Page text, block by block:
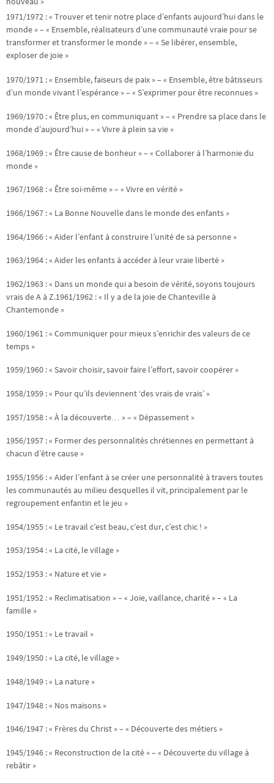
1971/1972 : « Trouver et tenir notre place d’enfants aujourd’hui dans le
monde » – « Ensemble, réalisateurs d’une communauté vraie pour se
transformer et transformer le monde » – « Se libérer, ensemble,
exploser de joie »
1970/1971 : « Ensemble, faiseurs de paix » – « Ensemble, être bâtisseurs
d’un monde vivant l’espérance » – « S’exprimer pour être reconnues »
1969/1970 : « Être plus, en communiquant » – « Prendre sa place dans le
monde d’aujourd’hui » – « Vivre à plein sa vie »
1968/1969 : « Être cause de bonheur » – « Collaborer à l’harmonie du
monde »
1967/1968 : « Être soi-même » – « Vivre en vérité »
1966/1967 : « La Bonne Nouvelle dans le monde des enfants »
1964/1966 : « Aider l’enfant à construire l’unité de sa personne »
1963/1964 : « Aider les enfants à accéder à leur vraie liberté »
1962/1963 : « Dans un monde qui a besoin de vérité, soyons toujours
vrais de A à Z.1961/1962 : « Il y a de la joie de Chanteville à
Chantemonde »
1960/1961 : « Communiquer pour mieux s’enrichir des valeurs de ce
temps »
1959/1960 : « Savoir choisir, savoir faire l’effort, savoir coopérer »
1958/1959 : « Pour qu’ils deviennent ‘des vrais de vrais’ »
1957/1958 : « À la découverte… » – « Dépassement »
1956/1957 : « Former des personnalités chrétiennes en permettant à
chacun d’être cause »
1955/1956 : « Aider l’enfant à se créer une personnalité à travers toutes
les communautés au milieu desquelles il vit, principalement par le
regroupement enfantin et le jeu »
1954/1955 : « Le travail c’est beau, c’est dur, c’est chic ! »
1953/1954 : « La cité, le village »
1952/1953 : « Nature et vie »
1951/1952 : « Reclimatisation » – « Joie, vaillance, charité » – « La
famille »
1950/1951 : « Le travail »
1949/1950 : « La cité, le village »
1948/1949 : « La nature »
1947/1948 : « Nos maisons »
1946/1947 : « Frères du Christ » – « Découverte des métiers »
1945/1946 : « Reconstruction de la cité » – « Découverte du village à
rebâtir »